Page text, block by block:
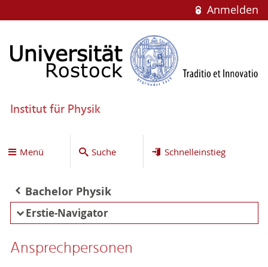
Anmelden
Institut für Physik
Menü Suche Schnelleinstieg
Bachelor Physik
Erstie-Navigator
Ansprechpersonen